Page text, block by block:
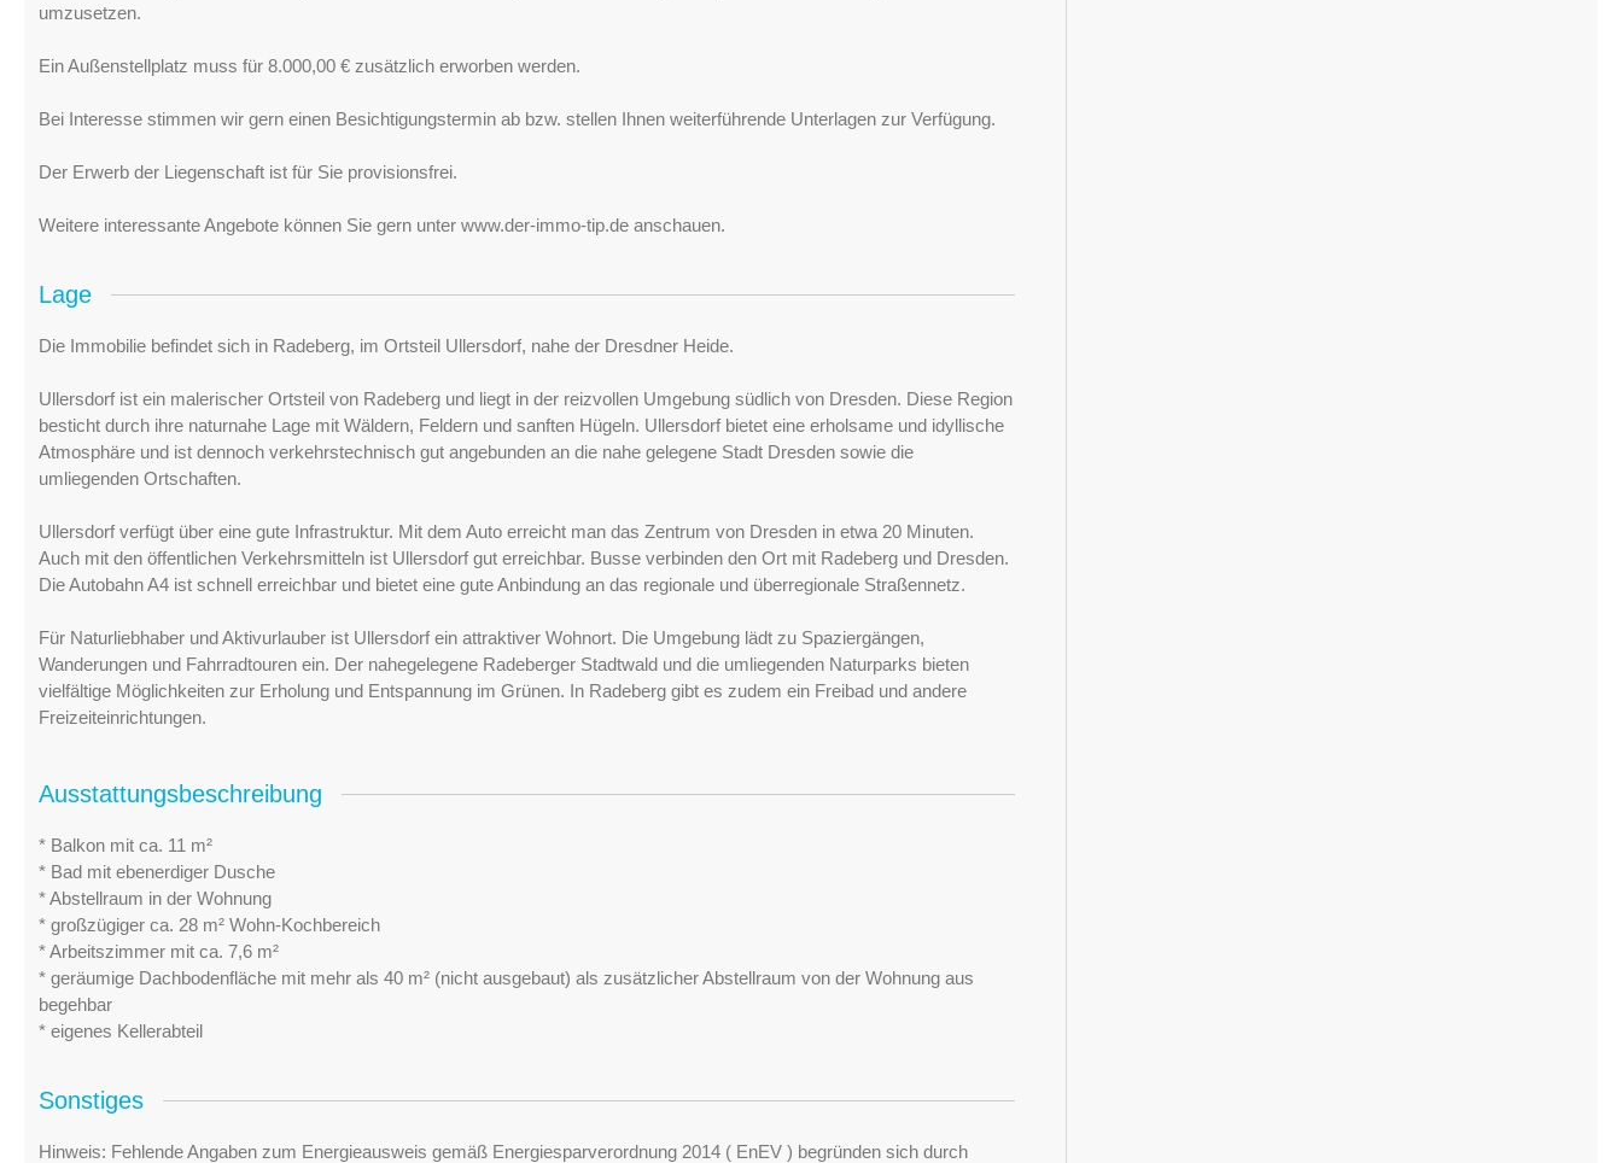
umzusetzen.
Ein Außenstellplatz muss für 8.000,00 € zusätzlich erworben werden.
Bei Interesse stimmen wir gern einen Besichtigungstermin ab bzw. stellen Ihnen weiterführende Unterlagen zur Verfügung.
Der Erwerb der Liegenschaft ist für Sie provisionsfrei.
Weitere interessante Angebote können Sie gern unter www.der-immo-tip.de anschauen.
Lage
Die Immobilie befindet sich in Radeberg, im Ortsteil Ullersdorf, nahe der Dresdner Heide.
Ullersdorf ist ein malerischer Ortsteil von Radeberg und liegt in der reizvollen Umgebung südlich von Dresden. Diese Region
besticht durch ihre naturnahe Lage mit Wäldern, Feldern und sanften Hügeln. Ullersdorf bietet eine erholsame und idyllische
Atmosphäre und ist dennoch verkehrstechnisch gut angebunden an die nahe gelegene Stadt Dresden sowie die
umliegenden Ortschaften.
Ullersdorf verfügt über eine gute Infrastruktur. Mit dem Auto erreicht man das Zentrum von Dresden in etwa 20 Minuten.
Auch mit den öffentlichen Verkehrsmitteln ist Ullersdorf gut erreichbar. Busse verbinden den Ort mit Radeberg und Dresden.
Die Autobahn A4 ist schnell erreichbar und bietet eine gute Anbindung an das regionale und überregionale Straßennetz.
Für Naturliebhaber und Aktivurlauber ist Ullersdorf ein attraktiver Wohnort. Die Umgebung lädt zu Spaziergängen,
Wanderungen und Fahrradtouren ein. Der nahegelegene Radeberger Stadtwald und die umliegenden Naturparks bieten
vielfältige Möglichkeiten zur Erholung und Entspannung im Grünen. In Radeberg gibt es zudem ein Freibad und andere
Freizeiteinrichtungen.
Ausstattungsbeschreibung
* Balkon mit ca. 11 m²
* Bad mit ebenerdiger Dusche
* Abstellraum in der Wohnung
* großzügiger ca. 28 m² Wohn-Kochbereich
* Arbeitszimmer mit ca. 7,6 m²
* geräumige Dachbodenfläche mit mehr als 40 m² (nicht ausgebaut) als zusätzlicher Abstellraum von der Wohnung aus
begehbar
* eigenes Kellerabteil
Sonstiges
Hinweis: Fehlende Angaben zum Energieausweis gemäß Energiesparverordnung 2014 ( EnEV ) begründen sich durch